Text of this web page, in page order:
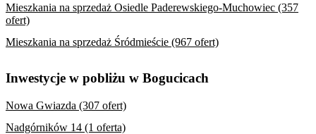
Mieszkania na sprzedaż Osiedle Paderewskiego-Muchowiec (357
ofert)
Mieszkania na sprzedaż Śródmieście (967 ofert)
Inwestycje w pobliżu w Bogucicach
Nowa Gwiazda (307 ofert)
Nadgórników 14 (1 oferta)